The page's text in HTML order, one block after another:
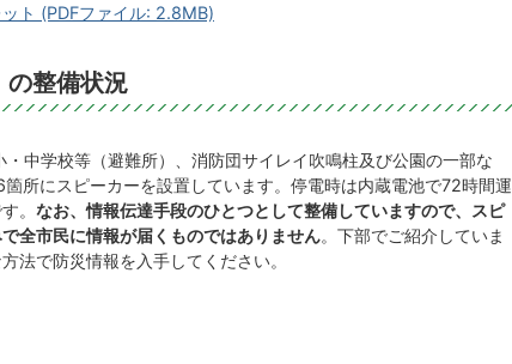
ト (PDFファイル: 2.8MB)
の整備状況
・中学校等（避難所）、消防団サイレイ吹鳴柱及び公園の一部な
箇所にスピーカーを設置しています。停電時は内蔵電池で72時間運
。 なお、情報伝達手段のひとつとして整備していますので、スピ
全市民に情報が届くものではありません。下部でご紹介していま
法で防災情報を入手してください。